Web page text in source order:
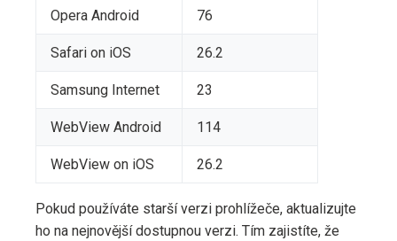
Opera Android 76
Safari on iOS 26.2
Samsung Internet 23
WebView Android 114
WebView on iOS 26.2
Pokud používáte starší verzi prohlížeče, aktualizujte
ho na nejnovější dostupnou verzi. Tím zajistíte, že